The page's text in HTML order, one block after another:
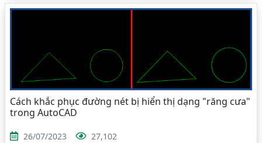
Cách khắc phục đường nét bị hiển thị dạng "răng cưa"
trong AutoCAD
26/07/2023 27,102